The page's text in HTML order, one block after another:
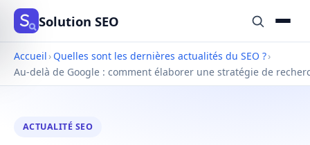
Solution SEO
Accueil › Quelles sont les dernières actualités du SEO ?›
Au-delà de Google : comment élaborer une stratégie de
ACTUALITÉ SEO